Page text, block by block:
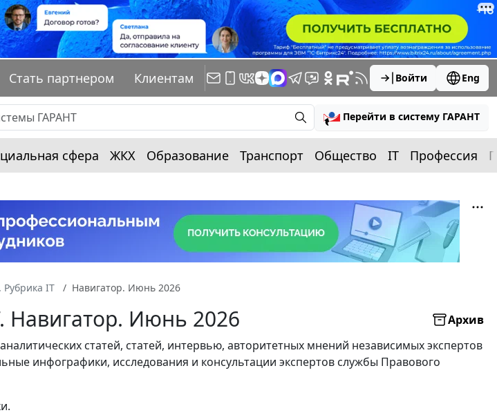
Стать партнером Клиентам Войти Eng
Перейти в систему ГАРАНТ
сфера ЖКХ Образование Транспорт Общество IT Профессия
Рубрика IT Навигатор. Июнь 2026
Навигатор. Июнь 2026
Архив
статей, статей, интервью, авторитетных мнений независимых экспертов
инфографики, исследования и консультации экспертов службы Правового